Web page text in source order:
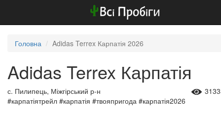
Головна Adidas Terrex Карпатія 2026
Adidas Terrex Карпатія
с. Пилипець, Міжгірський р-н
#карпатіятрейл #карпатія #твояпригода #карпатія2026